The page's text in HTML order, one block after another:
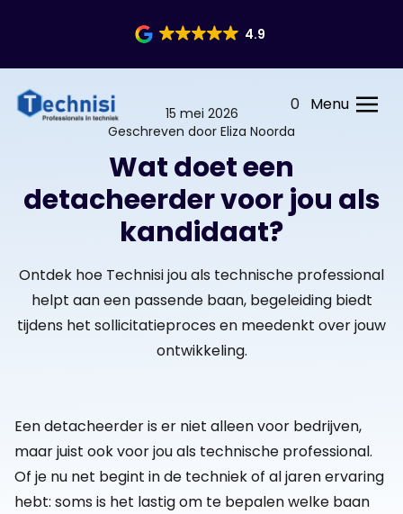
4.9
0 Menu
15 mei 2026
Geschreven door Eliza Noorda
Wat doet een
detacheerder voor jou als
kandidaat?
Ontdek hoe Technisi jou als technische professional
helpt aan een passende baan, begeleiding biedt
tijdens het sollicitatieproces en meedenkt over jouw
ontwikkeling.
Een detacheerder is er niet alleen voor bedrijven,
maar juist ook voor jou als technische professional.
Of je nu net begint in de techniek of al jaren ervaring
hebt: soms is het lastig om te bepalen welke baan